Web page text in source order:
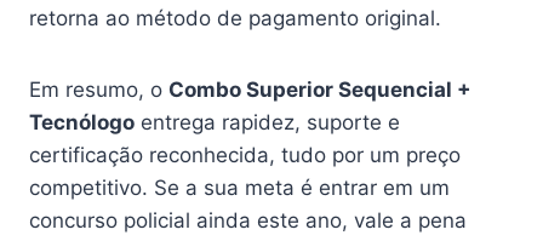
retorna ao método de pagamento original.
Em resumo, o Combo Superior Sequencial +
Tecnólogo entrega rapidez, suporte e
certificação reconhecida, tudo por um preço
competitivo. Se a sua meta é entrar em um
concurso policial ainda este ano, vale a pena